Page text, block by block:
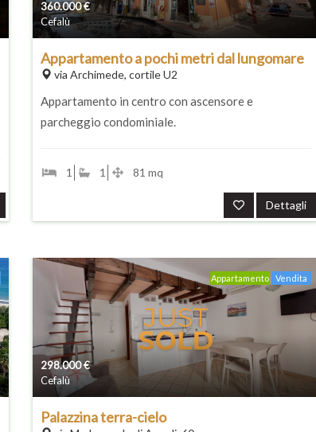
360.000€
Cefalù
Appartamento a pochi metri dal lungomare
via Archimede, cortile U2
Appartamento in centro con ascensore e
parcheggio condominiale.
1 1 81 mq
Dettagli
298.000€
Cefalù
Vendita
Appartamento
Palazzina terra-cielo